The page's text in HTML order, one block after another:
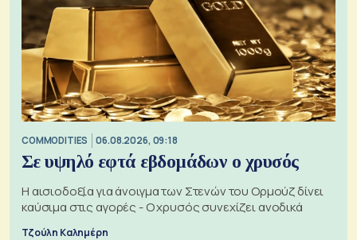
COMMODITIES 06.08.2026, 09:18
Σε υψηλό εφτά εβδομάδων ο χρυσός
Η αισιοδοξία για άνοιγμα των Στενών του Ορμούζ δίνει
καύσιμα στις αγορές - Ο χρυσός συνεχίζει ανοδικά
Τζούλη Καλημέρη